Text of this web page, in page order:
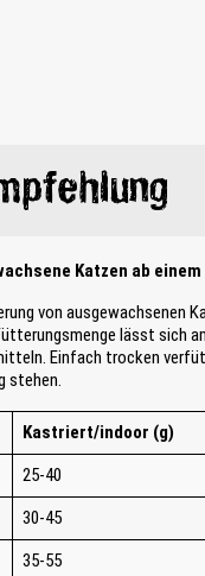
Katzen ab einem
von ausgewachsenen
lässt sich
Einfach trocken
stehen.
Kastriert/indoor (g)
25-40
30-45
35-55